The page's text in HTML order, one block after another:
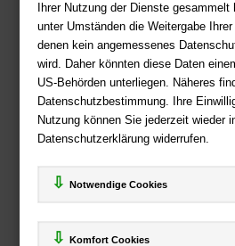
Ihrer Nutzung der Dienste
unter Umständen die Weitergabe
denen kein angemessenes
wird. Daher könnten diese Daten
US-Behörden unterliegen. Näheres
Datenschutzbestimmung. Ihre
Nutzung können Sie jederzeit wieder
Datenschutzerklärung widerrufen.
Notwendige Cookies
Komfort Cookies
Über deutsche-
Impressum
Versand & Zahlungsbedingungen
Widerruf
Batteriehinweis
Privatsphäre und Datenschutz
Kontakt